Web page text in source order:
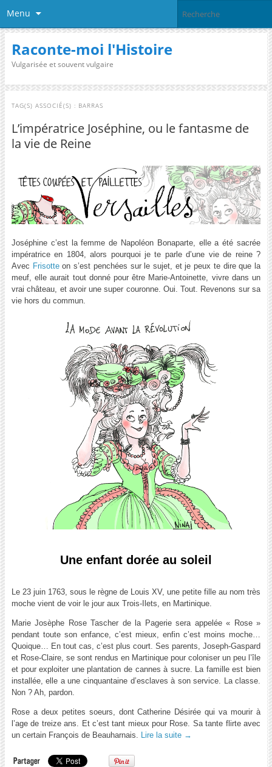
Menu
Raconte-moi l'Histoire
Vulgarisée et souvent vulgaire
TAG(S) ASSOCIÉ(S) : BARRAS
L’impératrice Joséphine, ou le fantasme de
la vie de Reine
Joséphine c’est la femme de Napoléon Bonaparte, elle a été sacrée
impératrice en 1804, alors pourquoi je te parle d’une vie de reine ?
Avec Frisotteon s’est penchées sur le sujet, et je peux te dire que la
meuf, elle aurait tout donné pour être Marie-Antoinette, vivre dans un
vrai château, et avoir une super couronne. Oui. Tout. Revenons sur sa
vie hors du commun.
Une enfant dorée au soleil
Le 23 juin 1763, sous le règne de Louis XV, une petite fille au nom très
moche vient de voir le jour aux Trois-Ilets, en Martinique.
Marie Josèphe Rose Tascher de la Pagerie sera appelée « Rose »
pendant toute son enfance, c’est mieux, enfin c’est moins moche…
Quoique… En tout cas, c’est plus court. Ses parents, Joseph-Gaspard
et Rose-Claire, se sont rendus en Martinique pour coloniser un peu l’île
et pour exploiter une plantation de cannes à sucre. La famille est bien
installée, elle a une cinquantaine d’esclaves à son service. La classe.
Non ? Ah, pardon.
Rose a deux petites soeurs, dont Catherine Désirée qui va mourir à
l’age de treize ans. Et c’est tant mieux pour Rose. Sa tante flirte avec
un certain François de Beauharnais. Lire la suite →